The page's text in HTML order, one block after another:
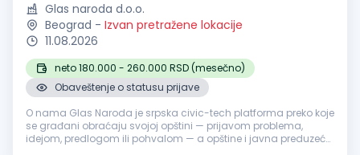
Glas naroda d.o.o.
Beograd - Izvan pretražene lokacije
11.08.2026
neto 180.000 - 260.000 RSD (mesečno)
Obaveštenje o statusu prijave
O nama Glas Naroda je srpska civic-tech platforma preko koje
se građani obraćaju svojoj opštini — prijavom problema,
idejom, predlogom ili pohvalom — a opštine i javna preduzeća